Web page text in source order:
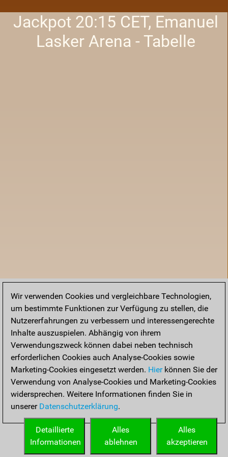
Jackpot 20:15 CET, Emanuel
Lasker Arena - Tabelle
Startseite
Wir verwenden Cookies und vergleichbare Technologien,
um bestimmte Funktionen zur Verfügung zu stellen, die
Nutzererfahrungen zu verbessern und interessengerechte
Inhalte auszuspielen. Abhängig von ihrem
Verwendungszweck können dabei neben technisch
erforderlichen Cookies auch Analyse-Cookies sowie
Marketing-Cookies eingesetzt werden. Hierkönnen Sie der
Verwendung von Analyse-Cookies und Marketing-Cookies
widersprechen. Weitere Informationen finden Sie in
unserer Datenschutzerklärung.
Alles
akzeptieren
Alles
ablehnen
Detaillierte
Informationen